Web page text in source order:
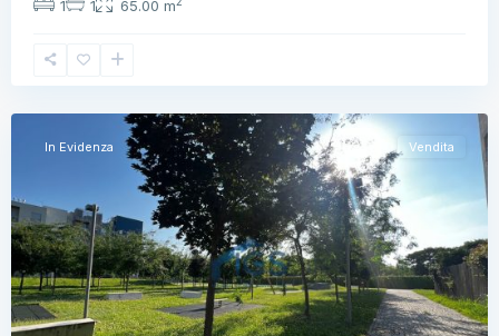
1 1 65.00 m
Brescia,
In Evidenza Vendita